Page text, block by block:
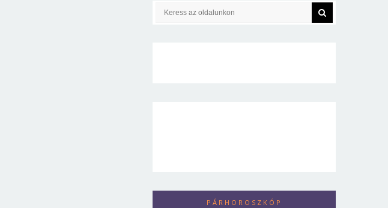
PÁRHOROSZKÓP